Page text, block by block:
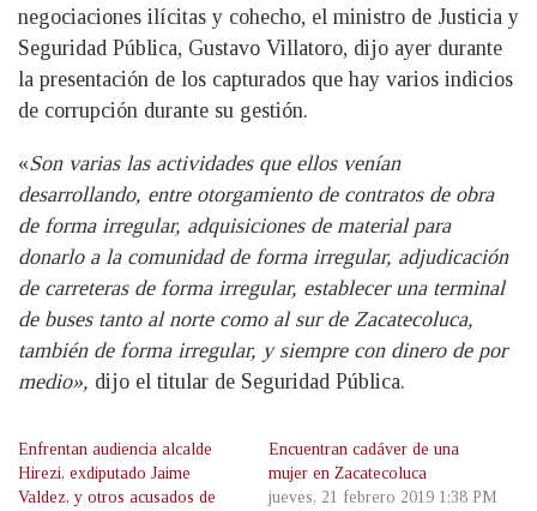
negociaciones ilícitas y cohecho, el ministro de Justicia y
Seguridad Pública, Gustavo Villatoro, dijo ayer durante
la presentación de los capturados que hay varios indicios
de corrupción durante su gestión.
«Son varias las actividades que ellos venían
desarrollando, entre otorgamiento de contratos de obra
de forma irregular, adquisiciones de material para
donarlo a la comunidad de forma irregular, adjudicación
de carreteras de forma irregular, establecer una terminal
de buses tanto al norte como al sur de Zacatecoluca,
también de forma irregular, y siempre con dinero de por
medio», dijo el titular de Seguridad Pública.
Enfrentan audiencia alcalde
Hirezi, exdiputado Jaime
Valdez, y otros acusados de
Encuentran cadáver de una
mujer en Zacatecoluca
jueves, 21 febrero 2019 1:38 PM